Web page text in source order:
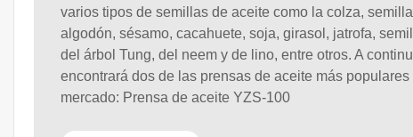
varios tipos de semillas de aceite como la colza,
algodón, sésamo, cacahuete, soja, girasol, jatrofa,
del árbol Tung, del neem y de lino, entre otros. A
encontrará dos de las prensas de aceite más populares
mercado: Prensa de aceite YZS-100